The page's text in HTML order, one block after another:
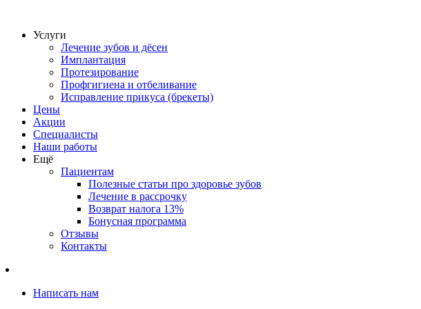
Услуги
Лечение зубов и дёсен
Имплантация
Протезирование
Профгигиена и отбеливание
Исправление прикуса (брекеты)
Цены
Акции
Специалисты
Наши работы
Ещё
Пациентам
Полезные статьи про здоровье зубов
Лечение в рассрочку
Возврат налога 13%
Бонусная программа
Отзывы
Контакты
Написать нам